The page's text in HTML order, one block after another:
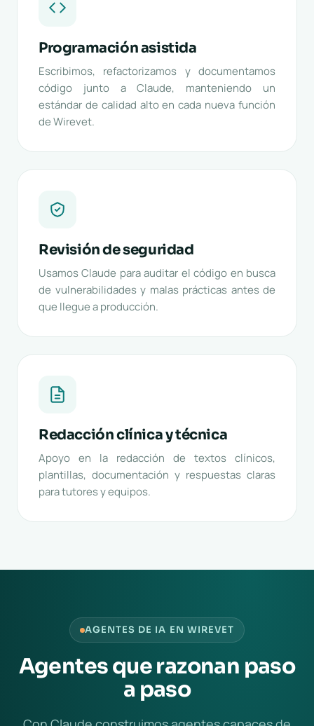
Programación asistida
Escribimos, refactorizamos y documentamos
código junto a Claude, manteniendo un
estándar de calidad alto en cada nueva función
de Wirevet.
Revisión de seguridad
Usamos Claude para auditar el código en busca
de vulnerabilidades y malas prácticas antes de
que llegue a producción.
Redacción clínica y técnica
Apoyo en la redacción de textos clínicos,
plantillas, documentación y respuestas claras
para tutores y equipos.
AGENTES DE IA EN WIREVET
Agentes que razonan paso
a paso